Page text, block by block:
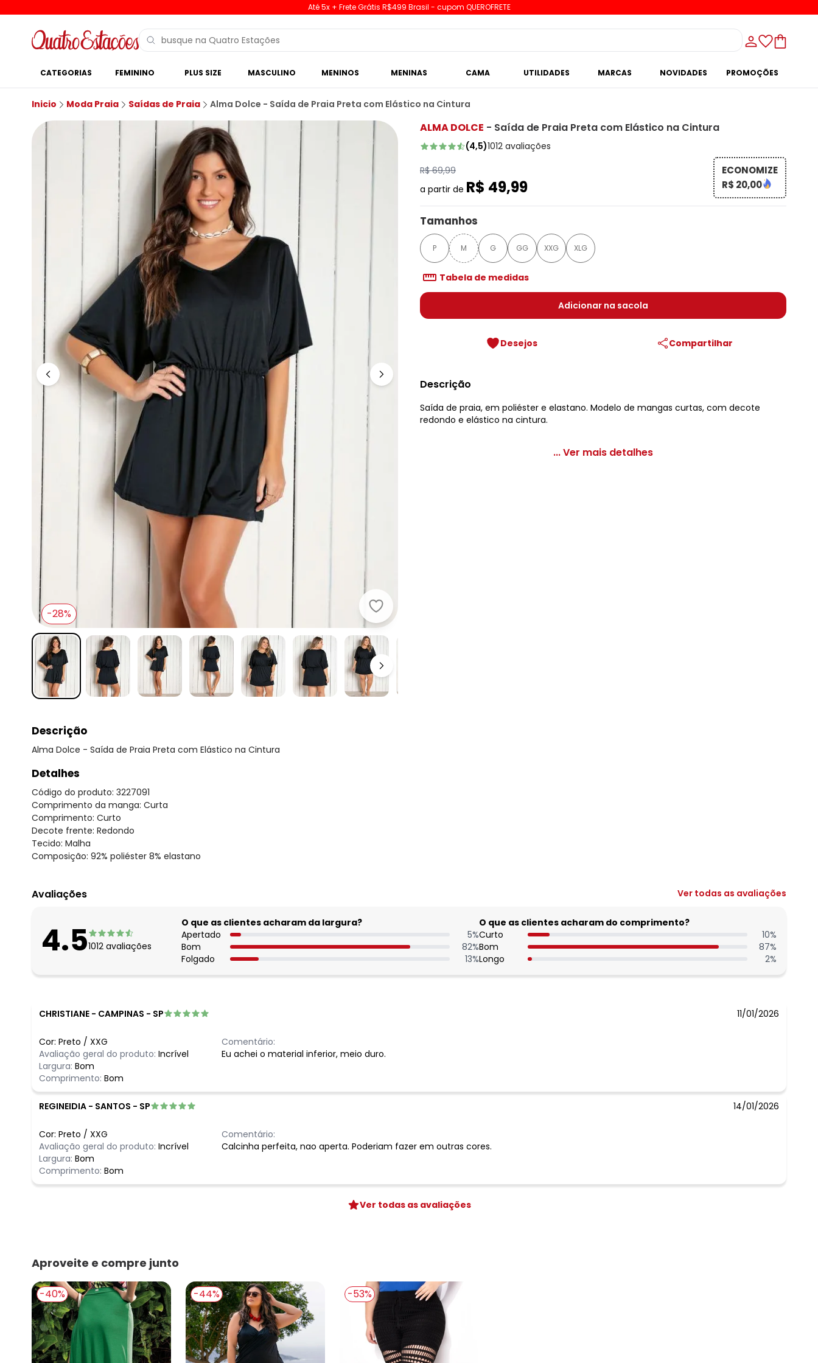
Até 5x + Frete Grátis R$499 Brasil - cupom QUEROFRETE
CATEGORIAS FEMININO PLUS SIZE MASCULINO MENINOS MENINAS CAMA UTILIDADES MARCAS NOVIDADES PROMOÇÕES
Inicio Moda Praia Saídas de Praia Alma Dolce - Saída de Praia Preta com Elástico na Cintura
Alma Dolce - Saída de Praia Preta com Elástico na Cintura
-28%
ALMA DOLCE - Saída de Praia Preta com Elástico na Cintura
(4,5)1012 avaliações
R$ 69,99
a partir de R$ 49,99
ECONOMIZE
R$ 20,00
Tamanhos
P M G GG XXG XLG
Tabela de medidas
Adicionar na sacola
Desejos Compartilhar
Descrição
Saída de praia, em poliéster e elastano. Modelo de mangas curtas, com decote
redondo e elástico na cintura.
... Ver mais detalhes
Descrição
Alma Dolce - Saída de Praia Preta com Elástico na Cintura
Detalhes
Código do produto: 3227091
Comprimento da manga: Curta
Comprimento: Curto
Decote frente: Redondo
Tecido: Malha
Composição: 92% poliéster 8% elastano
Avaliações Ver todas as avaliações
4.51012 avaliações
O que as clientes acharam da largura?
Apertado
5%
Bom
82%
Folgado
13%
O que as clientes acharam do comprimento?
Curto
10%
Bom
87%
Longo
2%
CHRISTIANE - CAMPINAS - SP 11/01/2026
Cor: Preto / XXG
Avaliação geral do produto: Incrível
Largura: Bom
Comprimento: Bom
Comentário:
Eu achei o material inferior, meio duro.
REGINEIDIA - SANTOS - SP 14/01/2026
Cor: Preto / XXG
Avaliação geral do produto: Incrível
Largura: Bom
Comprimento: Bom
Comentário:
Calcinha perfeita, nao aperta. Poderiam fazer em outras cores.
Ver todas as avaliações
Aproveite e compre junto
-40% -44% -53%